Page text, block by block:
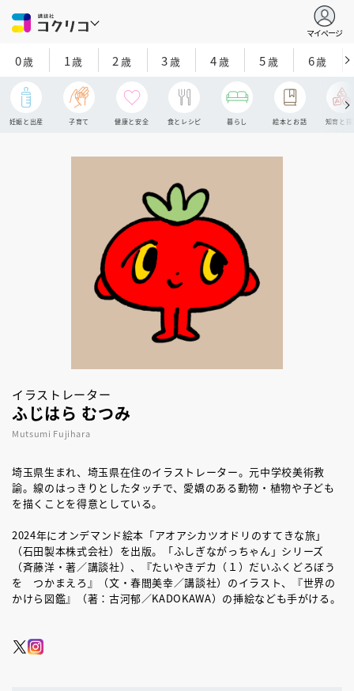
マイページ
0歳 1歳 2 歳 3歳 4歳 5歳 6歳
妊娠と出産 子育て 健康と安全 食とレシピ 暮らし 絵本とお話 知育と探
イラストレーター
ふじはら むつみ
Mutsumi Fujihara
埼玉県生まれ、埼玉県在住のイラストレーター。元中学校美術教
諭。線のはっきりとしたタッチで、愛嬌のある動物・植物や子ども
を描くことを得意としている。
2024年にオンデマンド絵本「アオアシカツオドリのすてきな旅」
（石田製本株式会社）を出版。「ふしぎながっちゃん」シリーズ
（斉藤洋・著／講談社）、『たいやきデカ（１）だいふくどろぼう
を つかまえろ』（文・春間美幸／講談社）のイラスト、『世界の
かけら図鑑』（著：古河郁／KADOKAWA）の挿絵なども手がける。